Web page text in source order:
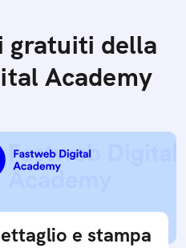
gratuiti della
Academy
e stampa